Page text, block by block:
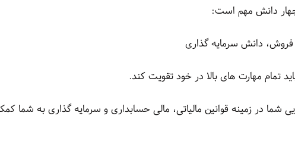
چهار دانش مهم است:
فروش، دانش سرمایه گذاری
تمام مهارت های بالا در خود تقویت کند.
شما در زمینه قوانین مالیاتی، مالی حسابداری و سرمایه گذاری به شما